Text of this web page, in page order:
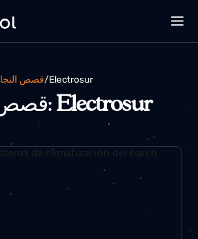
قصص النجاح/ electrosur
قصص النجاح:Electrosur